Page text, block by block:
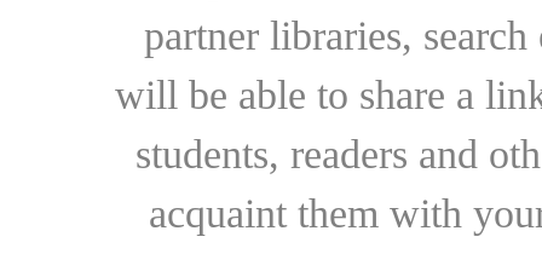
partner libraries,
will be able to share a
students, readers and
acquaint them with